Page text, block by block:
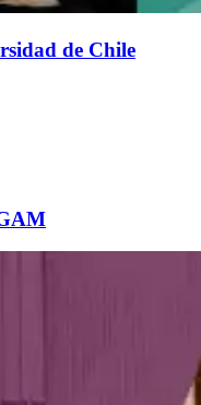
de Chile